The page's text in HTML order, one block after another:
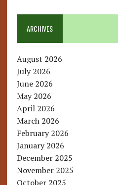
ARCHIVES
August 2026
July 2026
June 2026
May 2026
April 2026
March 2026
February 2026
January 2026
December 2025
November 2025
October 2025